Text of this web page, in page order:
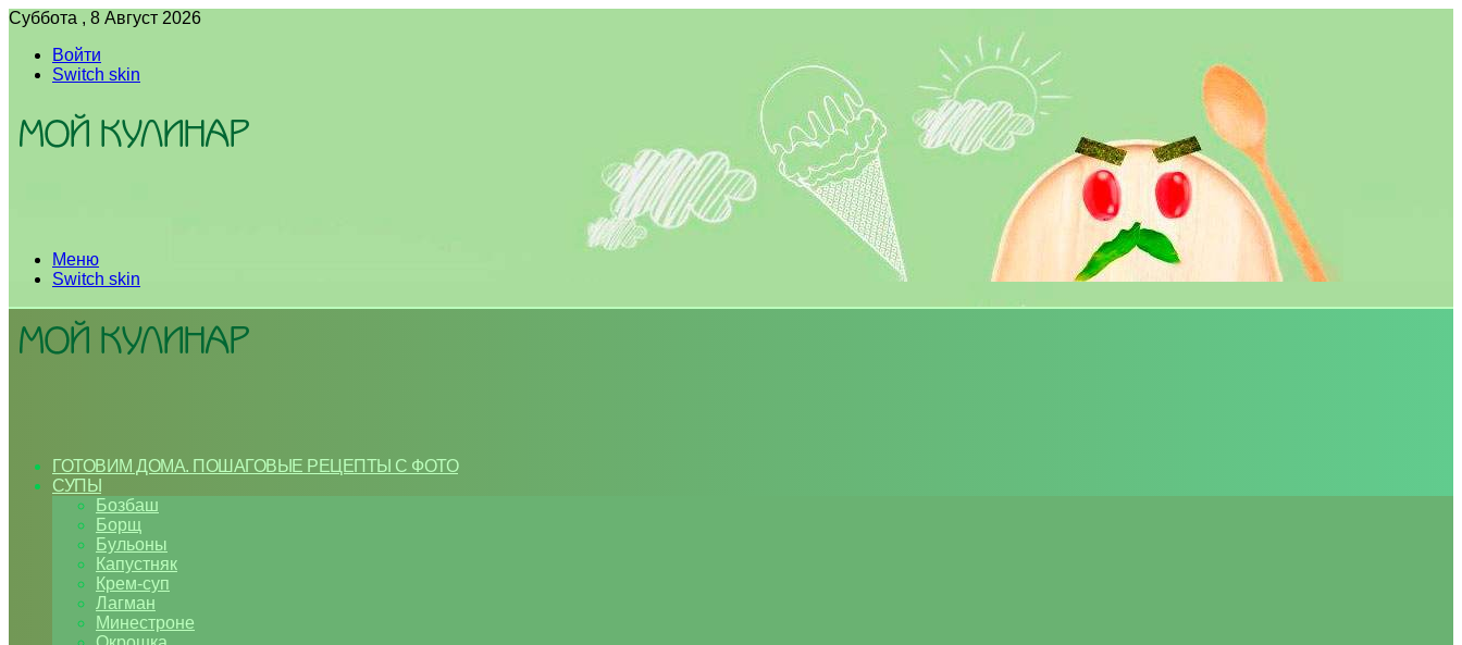
Суббота , 8 Август 2026
Войти
Switch skin
Меню
Switch skin
ГОТОВИМ ДОМА. ПОШАГОВЫЕ РЕЦЕПТЫ С ФОТО
СУПЫ
Бозбаш
Борщ
Бульоны
Капустняк
Крем-суп
Лагман
Минестроне